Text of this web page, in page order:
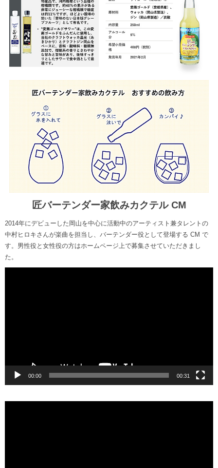
匠バーテンダー家飲みカクテル CM
2014年にデビューした岡山を中心に活動中のアーティスト兼タレントの
中村ヒロキさんが楽曲を担当し、バーテンダー役として登場する CM で
す。男性役と女性役の方はホームページ上で募集させていただきまし
た。
00:00 00:31